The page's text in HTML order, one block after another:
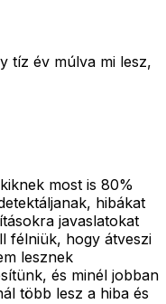
tíz év múlva mi lesz,
most is 80%
hibákat
javaslatokat
félniük, hogy átveszi
lesznek
és minél jobban
több lesz a hiba és